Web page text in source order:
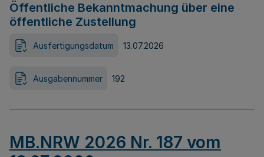
Öffentliche Bekanntmachung über eine
öffentliche Zustellung
Ausfertigungsdatum 13.07.2026
Ausgabennummer 192
MB.NRW 2026 Nr. 187 vom